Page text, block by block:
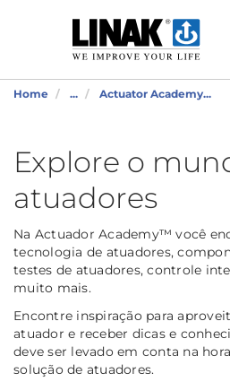
Home ... Actuator Academy...
Explore o
atuadores
Na Actuador Academy™ você
tecnologia de atuadores,
testes de atuadores, controle
muito mais.
Encontre inspiração para
atuador e receber dicas e
deve ser levado em conta na
solução de atuadores.